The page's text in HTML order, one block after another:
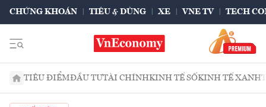
CHỨNG KHOÁN TIÊU & DÙNG XE VNE TV TECH
TIÊU ĐIỂMĐẦU TƯTÀI CHÍNHKINH TẾ SỐKINH TẾ XANH